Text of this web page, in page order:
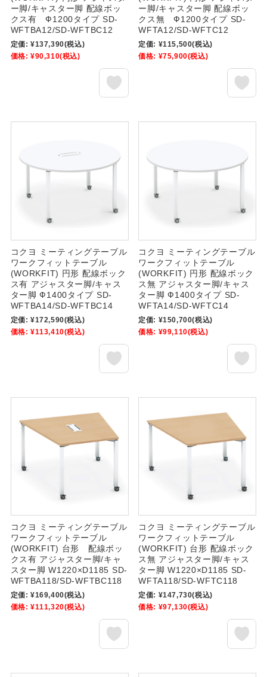
ー脚/キャスター脚 配線ボッ
クス有 Ф1200タイプ SD-
WFTBA12/SD-WFTBC12
定価: ¥137,390(税込)
価格: ¥90,310(税込)
ー脚/キャスター脚 配線ボッ
クス無 Ф1200タイプ SD-
WFTA12/SD-WFTC12
定価: ¥115,500(税込)
価格: ¥75,900(税込)
コクヨ ミーティングテーブル
ワークフィットテーブル
(WORKFIT) 円形 配線ボック
ス有 アジャスター脚/キャス
ター脚 Ф1400タイプ SD-
WFTBA14/SD-WFTBC14
定価: ¥172,590(税込)
価格: ¥113,410(税込)
コクヨ ミーティングテーブル
ワークフィットテーブル
(WORKFIT) 円形 配線ボック
ス無 アジャスター脚/キャス
ター脚 Ф1400タイプ SD-
WFTA14/SD-WFTC14
定価: ¥150,700(税込)
価格: ¥99,110(税込)
コクヨ ミーティングテーブル
ワークフィットテーブル
(WORKFIT) 台形 配線ボッ
クス有 アジャスター脚/キャ
スター脚 W1220×D1185 SD-
WFTBA118/SD-WFTBC118
定価: ¥169,400(税込)
価格: ¥111,320(税込)
コクヨ ミーティングテーブル
ワークフィットテーブル
(WORKFIT) 台形 配線ボック
ス無 アジャスター脚/キャス
ター脚 W1220×D1185 SD-
WFTA118/SD-WFTC118
定価: ¥147,730(税込)
価格: ¥97,130(税込)